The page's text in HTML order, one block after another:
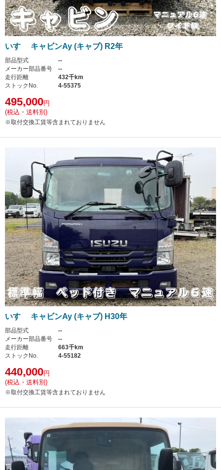
いすゞ キャビンAy (キャブ) R2年
部品型式
--
メーカー部品番号
--
走行距離
432千km
ストックNo.
4-55375
495,000円
(税込・送料別)
※取付交換工賃等含まれておりません
いすゞ キャビンAy (キャブ) H30年
部品型式
--
メーカー部品番号
--
走行距離
663千km
ストックNo.
4-55182
440,000円
(税込・送料別)
※取付交換工賃等含まれておりません